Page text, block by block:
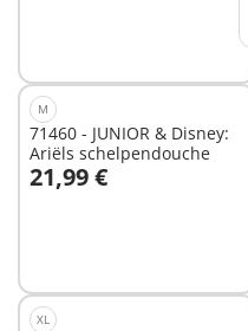
M
71460 - JUNIOR & Disney:
Ariëls schelpendouche
21,99 €
In winkelwagen
XL